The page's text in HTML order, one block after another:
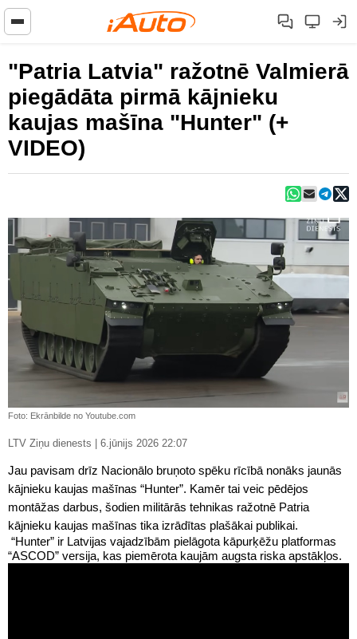
"Patria Latvia" ražotnē Valmierā
piegādāta pirmā kājnieku
kaujas mašīna "Hunter" (+
VIDEO)
Foto: Ekrānbilde no Youtube.com
LTV Ziņu dienests | 6.jūnijs 2026 22:07
Jau pavisam drīz Nacionālo bruņoto spēku rīcībā nonāks jaunās
kājnieku kaujas mašīnas “Hunter”. Kamēr tai veic pēdējos
montāžas darbus, šodien militārās tehnikas ražotnē Patria
kājnieku kaujas mašīnas tika izrādītas plašākai publikai.
“Hunter” ir Latvijas vajadzībām pielāgota kāpurķēžu platformas
“ASCOD” versija, kas piemērota kaujām augsta riska apstākļos.